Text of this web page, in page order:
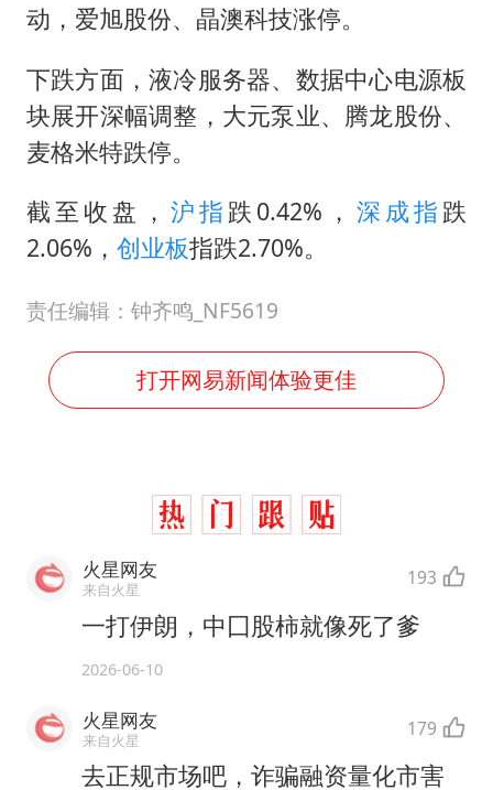
动，爱旭股份、晶澳科技涨停。
下跌方面，液冷服务器、数据中心电源板
块展开深幅调整，大元泵业、腾龙股份、
麦格米特跌停。
截至收盘， 沪指 跌0.42%， 深成指 跌
2.06%， 创业板指跌2.70%。
责任编辑：钟齐鸣_NF5619
打开网易新闻体验更佳
火星网友
来自火星 193
一打伊朗，中囗股柿就像死了爹
2026-06-10
火星网友
来自火星 179
去正规市场吧，诈骗融资量化市害